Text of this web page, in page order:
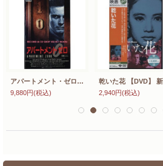
アパートメント・ゼロ 【VHS】 マーティン・ドノヴァン 1988年 コリン・ファース ハート・ボックナー イギリス映画
9,880円(税込)
2,940円(税込)